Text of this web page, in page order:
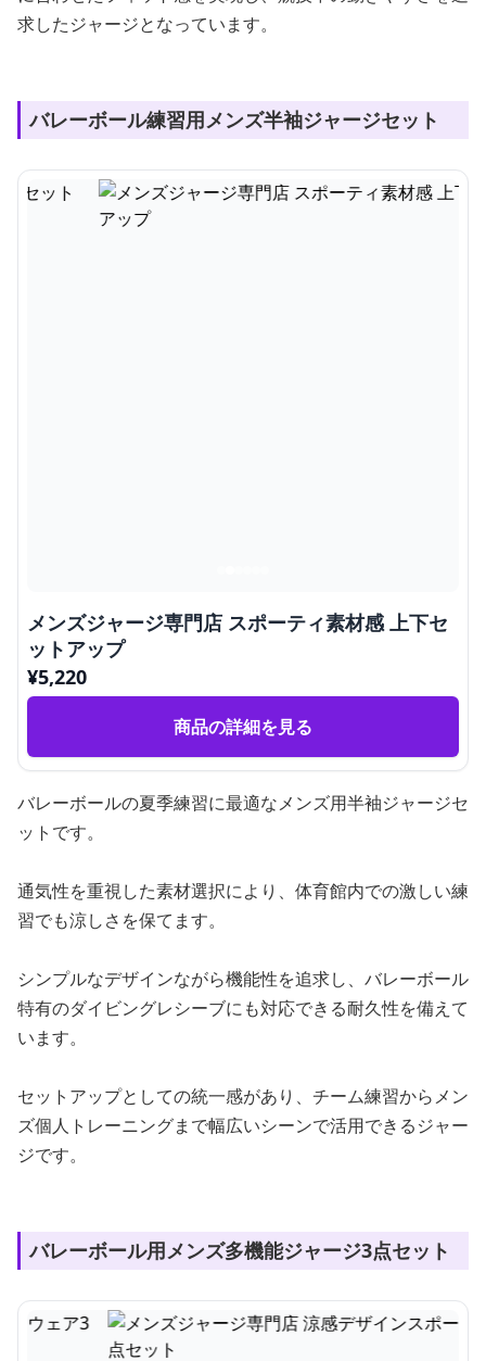
求したジャージとなっています。
バレーボール練習用メンズ半袖ジャージセット
メンズジャージ専門店 スポーティ素材感 上下セ
ットアップ
¥5,220
商品の詳細を見る
バレーボールの夏季練習に最適なメンズ用半袖ジャージセ
ットです。
通気性を重視した素材選択により、体育館内での激しい練
習でも涼しさを保てます。
シンプルなデザインながら機能性を追求し、バレーボール
特有のダイビングレシーブにも対応できる耐久性を備えて
います。
セットアップとしての統一感があり、チーム練習からメン
ズ個人トレーニングまで幅広いシーンで活用できるジャー
ジです。
バレーボール用メンズ多機能ジャージ3点セット